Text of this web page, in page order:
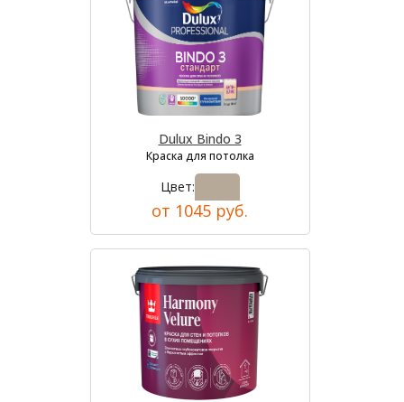
Dulux Bindo 3
Краска для потолка
Цвет:
от 1045 руб.